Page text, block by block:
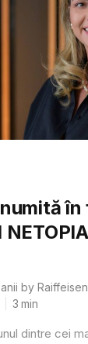
NETOPIA
by
3 min
dintre cei